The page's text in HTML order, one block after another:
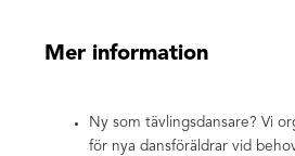
Mer information
Ny som tävlingsdansare? Vi
för nya dansföräldrar vid